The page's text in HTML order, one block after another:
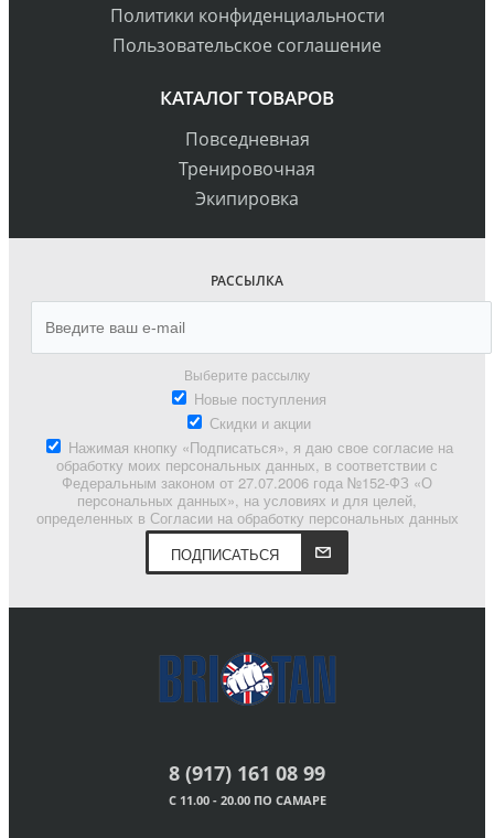
Политики конфиденциальности
Пользовательское соглашение
КАТАЛОГ ТОВАРОВ
Повседневная
Тренировочная
Экипировка
РАССЫЛКА
Выберите рассылку
Новые поступления
Скидки и акции
Нажимая кнопку «Подписаться», я даю свое согласие на
обработку моих персональных данных, в соответствии с
Федеральным законом от 27.07.2006 года №152-ФЗ «О
персональных данных», на условиях и для целей,
определенных в Согласии на обработку персональных данных
ПОДПИСАТЬСЯ
8 (917) 161 08 99
С 11.00 - 20.00 ПО САМАРЕ